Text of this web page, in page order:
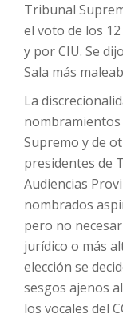
Tribunal
el voto de los 12
y por CIU. Se
Sala más
La
Supremo y de
presidentes de
Audiencias
nombrados
pero no
jurídico o más
elección se
sesgos ajenos
los vocales del